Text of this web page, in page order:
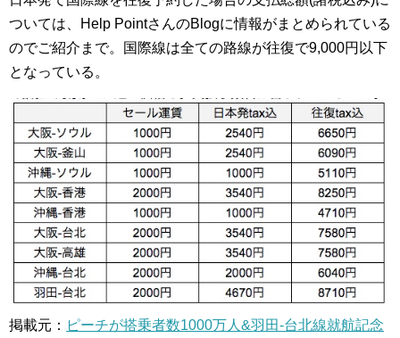
ついては、Help PointさんのBlogに情報がまとめられている
のでご紹介まで。国際線は全ての路線が往復で9,000円以下
となっている。
掲載元： ピーチが搭乗者数1000万人&羽田-台北線就航記念